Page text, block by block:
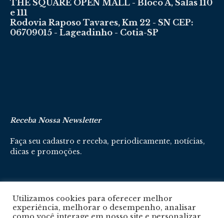
THE SQUARE OPEN MALL - Bloco A, Salas 110
e 111
Rodovia Raposo Tavares, Km 22 - SN CEP:
06709015 - Lageadinho - Cotia-SP
Receba Nossa Newsletter
Faça seu cadastro e receba, periodicamente, notícias,
dicas e promoções.
Cadastre-se aqui
Utilizamos cookies para oferecer melhor
experiência, melhorar o desempenho, analisar